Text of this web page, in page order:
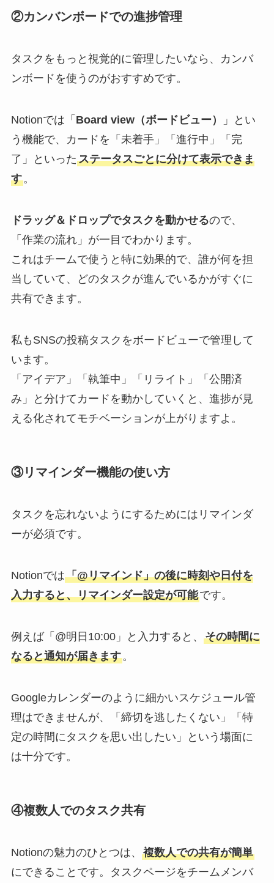
②カンバンボードでの進捗管理
タスクをもっと視覚的に管理したいなら、カンバ
ンボードを使うのがおすすめです。
Notionでは「 Board view（ボードビュー）
」とい
う機能で、カードを「未着手」「進行中」「完
了」といったステータスごとに分けて表示できま
す。
ドラッグ＆ドロップでタスクを動かせるので、
「作業の流れ」が一目でわかります。
これはチームで使うと特に効果的で、誰が何を担
当していて、どのタスクが進んでいるかがすぐに
共有できます。
私もSNSの投稿タスクをボードビューで管理して
います。
「アイデア」「執筆中」「リライト」「公開済
み」と分けてカードを動かしていくと、進捗が見
える化されてモチベーションが上がりますよ。
③リマインダー機能の使い方
タスクを忘れないようにするためにはリマインダ
ーが必須です。
Notionでは「@リマインド」の後に時刻や日付を
入力すると、リマインダー設定が可能です。
例えば「@明日10:00」と入力すると、 その時間に
なると通知が届きます。
Googleカレンダーのように細かいスケジュール管
理はできませんが、「締切を逃したくない」「特
定の時間にタスクを思い出したい」という場面に
は十分です。
④複数人でのタスク共有
Notionの魅力のひとつは、 複数人での共有が簡単
にできることです。タスクページをチームメンバ